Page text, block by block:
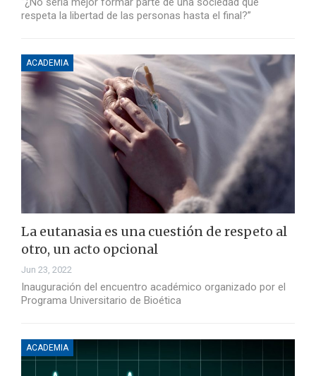
respeta la libertad de las personas hasta el final?”
ACADEMIA
La eutanasia es una cuestión de respeto al
otro, un acto opcional
Jun 23, 2022
Inauguración del encuentro académico organizado por el
Programa Universitario de Bioética
ACADEMIA